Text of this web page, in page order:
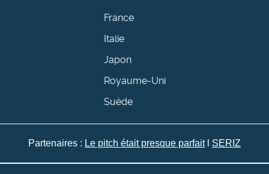
France
Italie
Japon
Royaume-Uni
Suède
Partenaires : Le pitch était presque parfaitl SERIZ